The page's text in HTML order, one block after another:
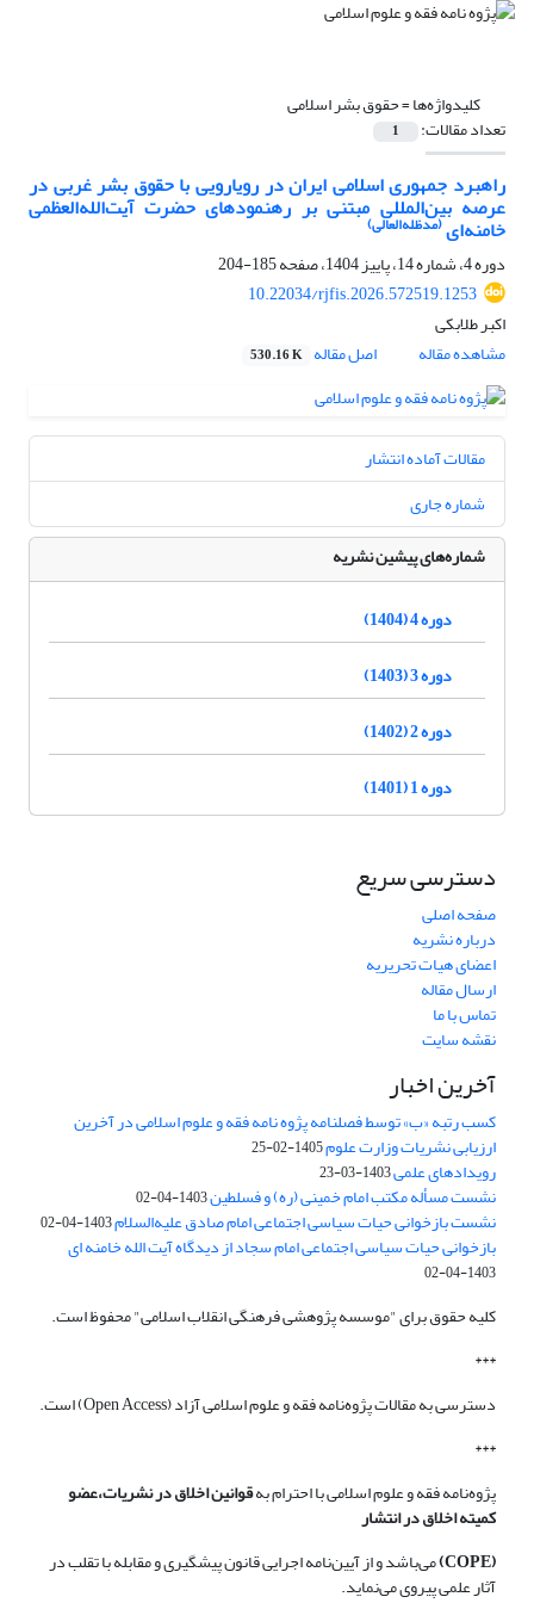
کلیدواژه‌ها =حقوق بشر اسلامی
تعداد مقالات: 1
راهبرد جمهوری اسلامی ایران در رویارویی با حقوق بشر غربی در
عرصه بین‌المللی مبتنی بر رهنمودهای حضرت آیت‌الله‌العظمی
خامنه‌ای(مدظله‌العالی)
دوره 4، شماره 14، پاییز 1404، صفحه
185-204
10.22034/rjfis.2026.572519.1253
اکبر طلابکی
مشاهده مقاله
اصل مقاله 530.16 K
مقالات آماده انتشار
شماره جاری
شماره‌های پیشین نشریه
دوره 4 (1404)
دوره 3 (1403)
دوره 2 (1402)
دوره 1 (1401)
دسترسی سریع
صفحه اصلی
درباره نشریه
اعضای هیات تحریریه
ارسال مقاله
تماس با ما
نقشه سایت
آخرین اخبار
کسب رتبه «ب» توسط فصلنامه پژوه نامه فقه و علوم اسلامی در آخرین
ارزیابی نشریات وزارت علوم1405-02-25
رویدادهای علمی1403-03-23
نشست مسأله مکتب امام خمینی (ره) و فسلطین1403-04-02
نشست بازخوانی حیات سیاسی اجتماعی امام صادق علیه‌السلام1403-04-02
بازخوانی حیات سیاسی اجتماعی امام سجاد از دیدگاه آیت الله خامنه ای
1403-04-02
کلیه حقوق برای "موسسه پژوهشی فرهنگی انقلاب اسلامی" محفوظ است.
***
دسترسی به مقالات پژوه‌نامه فقه و علوم اسلامی آزاد (Open Access) است.
***
پژوه‌نامه فقه و علوم اسلامی با احترام بهقوانین اخلاق در نشریات،عضو
کمیته اخلاق در انتشار
(COPE)
می‌باشد و از آیین‌نامه اجرایی قانون پیشگیری و مقابله با تقلب در
آثار علمی پیروی می‌نماید.